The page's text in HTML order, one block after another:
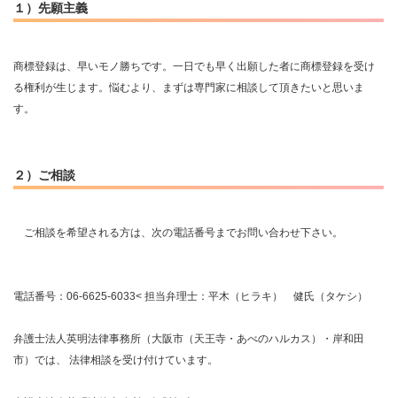
１）先願主義
商標登録は、早いモノ勝ちです。一日でも早く出願した者に商標登録を受け
る権利が生じます。悩むより、まずは専門家に相談して頂きたいと思いま
す。
２）ご相談
ご相談を希望される方は、次の電話番号までお問い合わせ下さい。
電話番号：06-6625-6033< 担当弁理士：平木（ヒラキ） 健氏（タケシ）
弁護士法人英明法律事務所（大阪市（天王寺・あべのハルカス）・岸和田
市）では、 法律相談を受け付けています。